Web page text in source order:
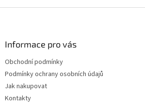
Informace pro vás
Obchodní podmínky
Podmínky ochrany osobních údajů
Jak nakupovat
Kontakty